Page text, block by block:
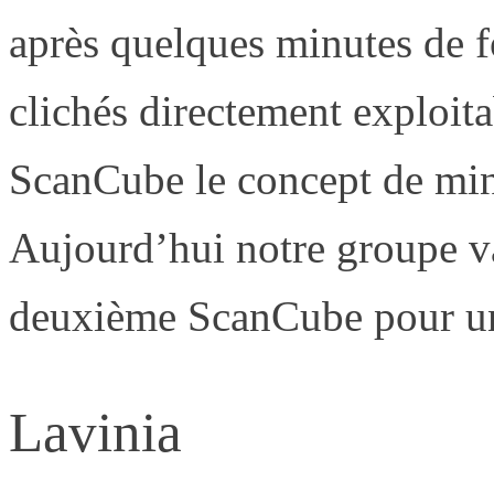
après quelques minutes de
clichés directement
ScanCube le concept de
Aujourd’hui notre groupe
deuxième ScanCube pour
Lavinia